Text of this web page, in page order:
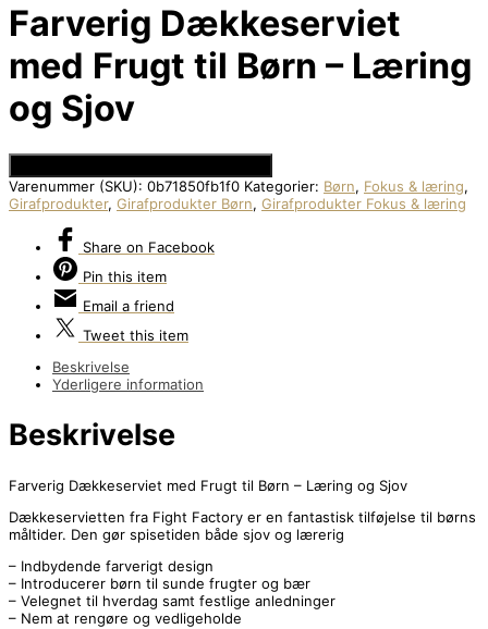
Farverig Dækkeserviet
med Frugt til Børn – Læring
og Sjov
Varenummer (SKU): 0b71850fb1f0 Kategorier: Børn, Fokus & læring,
Girafprodukter, Girafprodukter Børn, Girafprodukter Fokus & læring
Share on Facebook
Pin this item
Email a friend
Tweet this item
Beskrivelse
Yderligere information
Beskrivelse
Farverig Dækkeserviet med Frugt til Børn – Læring og Sjov
Dækkeservietten fra Fight Factory er en fantastisk tilføjelse til børns
måltider. Den gør spisetiden både sjov og lærerig
– Indbydende farverigt design
– Introducerer børn til sunde frugter og bær
– Velegnet til hverdag samt festlige anledninger
– Nem at rengøre og vedligeholde